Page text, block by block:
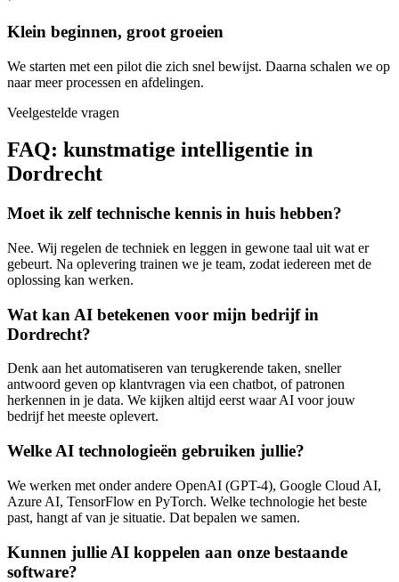
Klein beginnen, groot groeien
We starten met een pilot die zich snel bewijst. Daarna schalen we op
naar meer processen en afdelingen.
Veelgestelde vragen
FAQ: kunstmatige intelligentie in
Dordrecht
Moet ik zelf technische kennis in huis hebben?
Nee. Wij regelen de techniek en leggen in gewone taal uit wat er
gebeurt. Na oplevering trainen we je team, zodat iedereen met de
oplossing kan werken.
Wat kan AI betekenen voor mijn bedrijf in
Dordrecht?
Denk aan het automatiseren van terugkerende taken, sneller
antwoord geven op klantvragen via een chatbot, of patronen
herkennen in je data. We kijken altijd eerst waar AI voor jouw
bedrijf het meeste oplevert.
Welke AI technologieën gebruiken jullie?
We werken met onder andere OpenAI (GPT-4), Google Cloud AI,
Azure AI, TensorFlow en PyTorch. Welke technologie het beste
past, hangt af van je situatie. Dat bepalen we samen.
Kunnen jullie AI koppelen aan onze bestaande
software?